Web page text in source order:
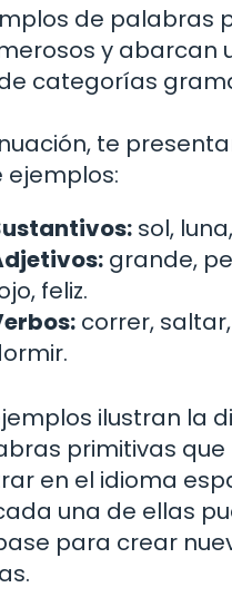
de palabras
y abarcan
categorías
te
ejemplos:
sol,
grande,
feliz.
correr,
ilustran la
primitivas
en el idioma
una de ellas
para crear